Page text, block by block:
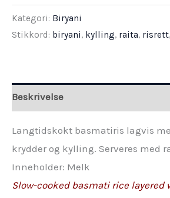
antall
Kategori: Biryani
Stikkord: biryani, kylling, raita, risrett,
Beskrivelse
Langtidskokt basmatiris lagvis
krydder og kylling. Serveres med
Inneholder: Melk
Slow-cooked basmati rice layered